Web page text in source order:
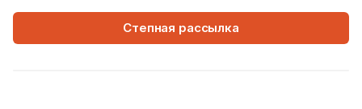
Степная рассылка